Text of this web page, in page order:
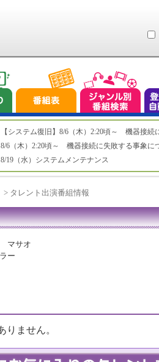
【システム復旧】8/6（木）2:20頃～ 機器接続
8/6（木）2:20頃～ 機器接続に失敗する事象に
8/19（水）システムメンテナンス
> タレント出演番組情報
マサオ
ー
りません。